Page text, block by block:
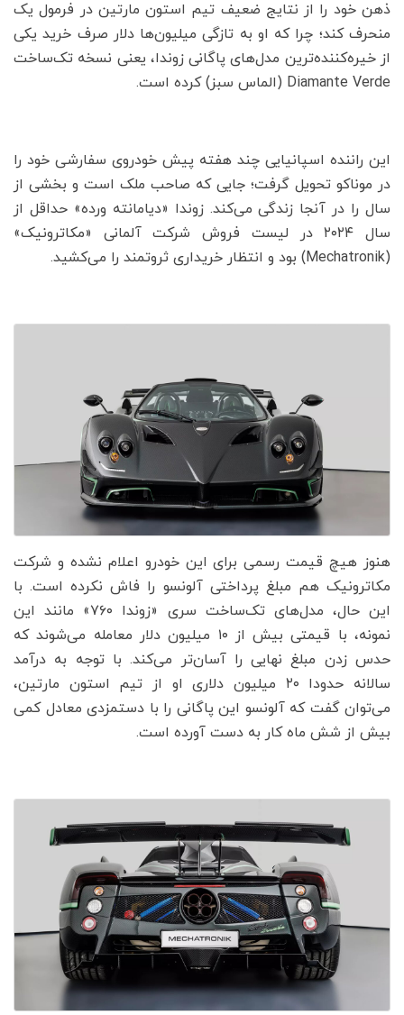
ذهن خود را از نتایج ضعیف تیم استون مارتین در فرمول یک
منحرف کند؛ چرا که او به تازگی میلیون‌ها دلار صرف خرید یکی
از خیره‌کننده‌ترین مدل‌های پاگانی زوندا، یعنی نسخه تک‌ساخت
Diamante Verde (الماس سبز) کرده است.
این راننده اسپانیایی چند هفته پیش خودروی سفارشی خود را
در موناکو تحویل گرفت؛ جایی که صاحب ملک است و بخشی از
سال را در آنجا زندگی می‌کند. زوندا «دیامانته ورده» حداقل از
سال ۲۰۲۴ در لیست فروش شرکت آلمانی «مکاترونیک»
(Mechatronik) بود و انتظار خریداری ثروتمند را می‌کشید.
هنوز هیچ قیمت رسمی برای این خودرو اعلام نشده و شرکت
مکاترونیک هم مبلغ پرداختی آلونسو را فاش نکرده است. با
این حال، مدل‌های تک‌ساخت سری «زوندا ۷۶۰» مانند این
نمونه، با قیمتی بیش از ۱۰ میلیون دلار معامله می‌شوند که
حدس زدن مبلغ نهایی را آسان‌تر می‌کند. با توجه به درآمد
سالانه حدودا ۲۰ میلیون دلاری او از تیم استون مارتین،
می‌توان گفت که آلونسو این پاگانی را با دستمزدی معادل کمی
بیش از شش ماه کار به دست آورده است.